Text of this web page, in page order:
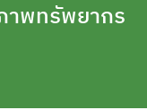
าพทรัพยากร